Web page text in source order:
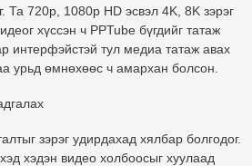
Та 720p, 1080p HD эсвэл 4K, 8K зэрэг
хүссэн ч PPTube бүгдийг татаж
интерфэйстэй тул медиа татаж авах
урьд өмнөхөөс ч амархан болсон.
зэрэг удирдахад хялбар болгодог.
хэдэн видео холбоосыг хуулаад